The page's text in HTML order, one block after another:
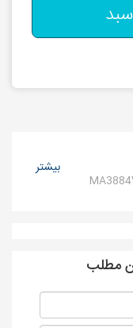
بیشتر
مطلب